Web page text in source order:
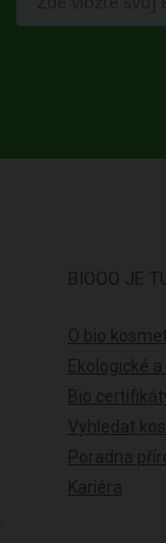
BIOOO JE
O bio
Ekologické
Bio
Vyhledat
Poradna
Kariéra